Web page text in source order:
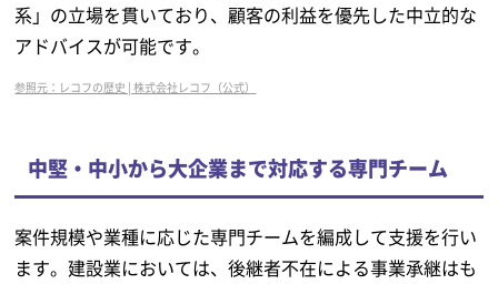
系」の立場を貫いており、顧客の利益を優先した中立的な
アドバイスが可能です。
参照元：レコフの歴史 | 株式会社レコフ（公式）
中堅・中小から大企業まで対応する専門チーム
案件規模や業種に応じた専門チームを編成して支援を行い
ます。建設業においては、後継者不在による事業承継はも